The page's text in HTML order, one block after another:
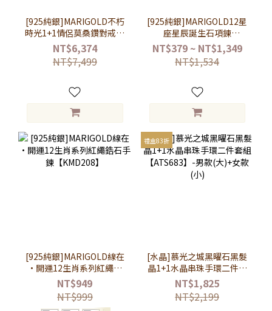
[925純銀]MARIGOLD不朽
時光1+1情侶莫桑鑽對戒二
入禮盒組【ATS311】-女
款銀+男款銀
NT$6,374
NT$7,499
[925純銀]MARIGOLD12星
座星辰誕生石項鍊
【KMD250】
NT$379 ~ NT$1,349
NT$1,534
[925純銀]MARIGOLD線在
•開運12生肖系列紅繩鋯
石手鍊【KMD208】
NT$949
NT$999
禮盒83折
[水晶]慕光之城黑曜石黑髮
晶1+1水晶串珠手環二件套
組【ATS683】-男款
(大)+女款(小)
NT$1,825
NT$2,199